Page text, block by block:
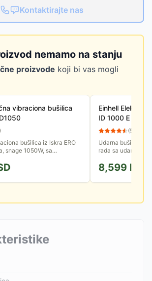
Kontaktirajte nas
nemamo na stanju
proizvode koji bi vas mogli
vibraciona bušilica
bušilica iz Iskra ERO
snage 1050W, sa
Einhell
ID 1000 E
(59
Udarna bušilica
rada sa udarom ili
8,599 RSD